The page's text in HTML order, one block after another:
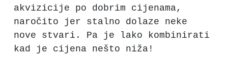
akvizicije po dobrim cijenama,
naročito jer stalno dolaze neke
nove stvari. Pa je lako kombinirati
kad je cijena nešto niža!